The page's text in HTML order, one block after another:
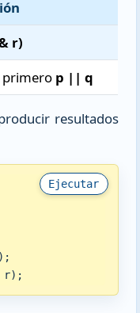
r)
primero p || q
resultados
Ejecutar
r);